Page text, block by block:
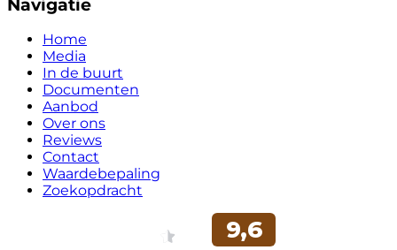
Navigatie
Home
Media
In de buurt
Documenten
Aanbod
Over ons
Reviews
Contact
Waardebepaling
Zoekopdracht